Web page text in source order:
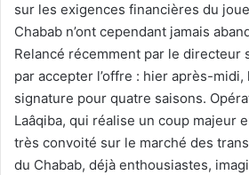
sur les exigences financières du
Chabab n’ont cependant jamais
Relancé récemment par le directeur
par accepter l’offre : hier après-
signature pour quatre saisons.
Laâqiba, qui réalise un coup majeur
très convoité sur le marché des
du Chabab, déjà enthousiastes,